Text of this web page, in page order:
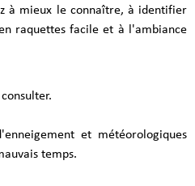
à mieux le connaître, à identifier
raquettes facile et à l'ambiance
et météorologiques
temps.